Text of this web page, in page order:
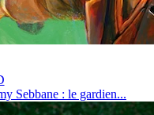
Sebbane : le gardien...